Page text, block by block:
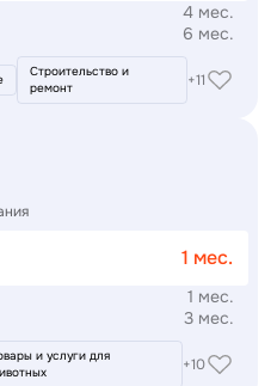
4 мес.
6 мес.
Строительство и
ремонт
+11
1 мес.
3 мес.
1 мес.
и услуги для
+10